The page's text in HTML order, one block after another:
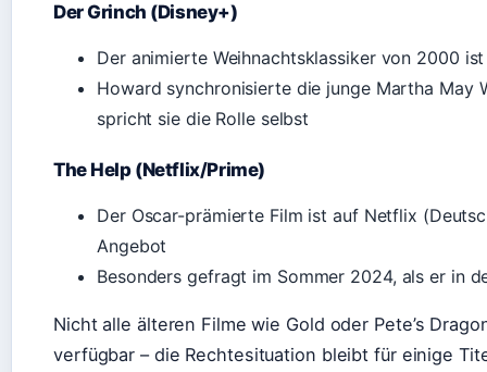
Der Grinch (Disney+)
Der animierte Weihnachtsklassiker von 2000
Howard synchronisierte die junge Martha May
spricht sie die Rolle selbst
The Help (Netflix/Prime)
Der Oscar-prämierte Film ist auf Netflix
Angebot
Besonders gefragt im Sommer 2024, als er in
Nicht alle älteren Filme wie Gold oder Pete’s
verfügbar – die Rechtesituation bleibt für einige